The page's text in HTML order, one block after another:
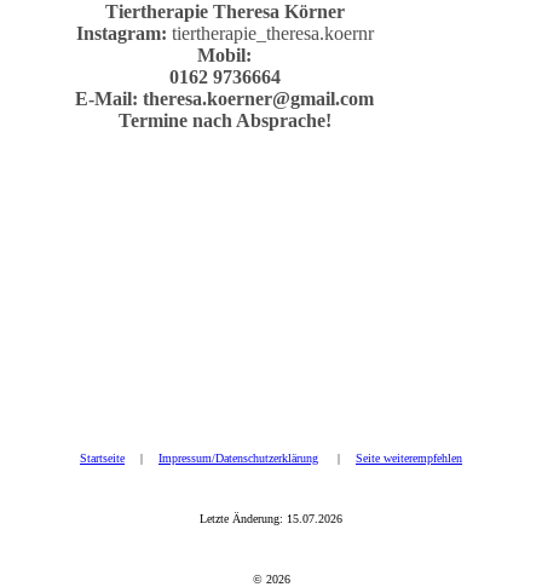
Tiertherapie Theresa Körner
Instagram: tiertherapie_theresa.koernr
Mobil:
0162 9736664
E-Mail: theresa.koerner@gmail.com
Termine nach Absprache!
Startseite Impressum/Datenschutzerklärung Seite weiterempfehlen
Letzte Änderung: 15.07.2026
© 2026